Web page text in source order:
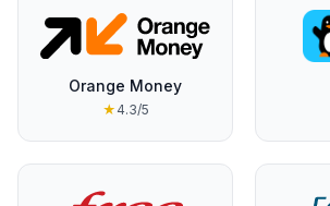
Orange Money
★ 4.3/5